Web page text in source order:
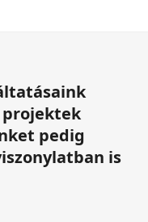
projektek
pedig
is